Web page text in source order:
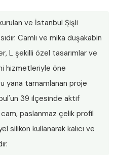
ve İstanbul Şişli
Camlı ve mika duşakabin
L şekilli özel tasarımlar ve
hizmetleriyle öne
yana tamamlanan proje
39 ilçesinde aktif
paslanmaz çelik profil
silikon kullanarak kalıcı ve